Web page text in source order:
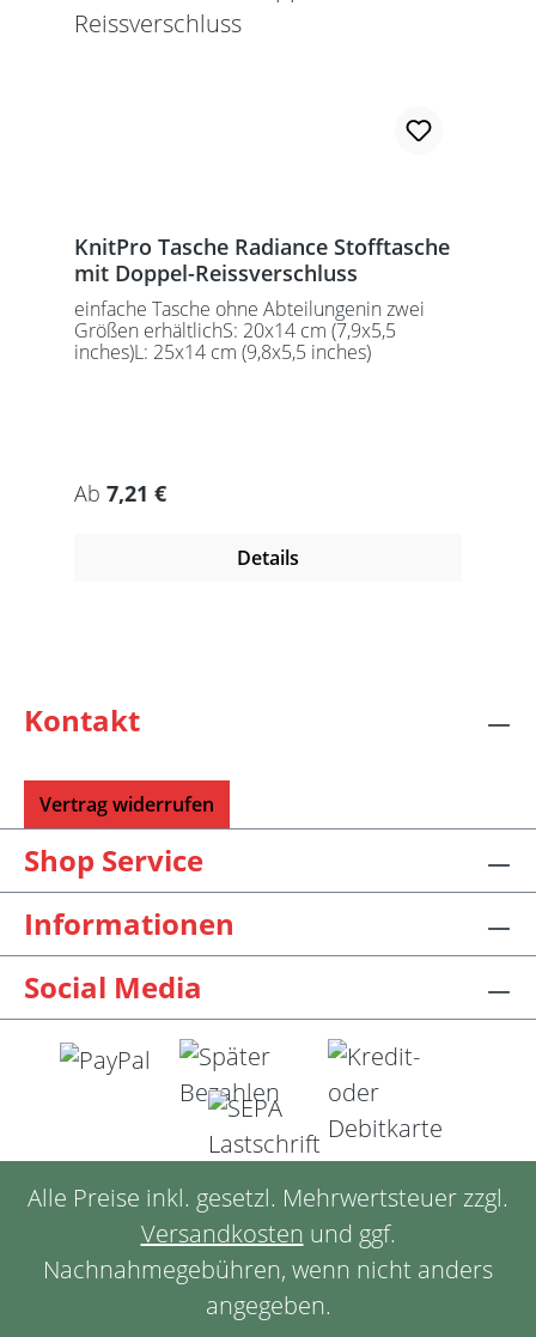
KnitPro Tasche Radiance Stofftasche
mit Doppel-Reissverschluss
einfache Tasche ohne Abteilungenin zwei
Größen erhältlichS: 20x14 cm (7,9x5,5
inches)L: 25x14 cm (9,8x5,5 inches)
Regulärer Preis:
Ab 7,21 €
Details
Kontakt
Vertrag widerrufen
Shop Service
Informationen
Social Media
Alle Preise inkl. gesetzl. Mehrwertsteuer zzgl.
Versandkosten und ggf.
Nachnahmegebühren, wenn nicht anders
angegeben.